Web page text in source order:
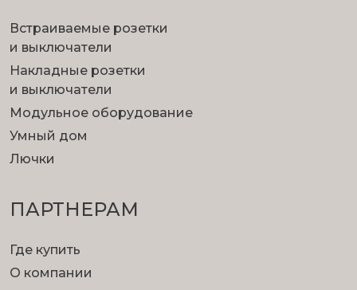
Встраиваемые розетки
и выключатели
Накладные розетки
и выключатели
Модульное оборудование
Умный дом
Лючки
ПАРТНЕРАМ
Где купить
О компании